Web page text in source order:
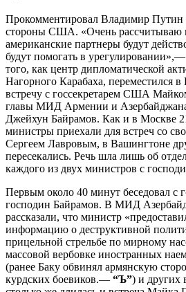
Прокомментировал Владимир
стороны США. «Очень рассчитываю
американские партнеры будут
будут помогать в урегулировании»,—
того, как центр дипломатической
Нагорного Карабаха, переместился
встречу с госсекретарем США
главы МИД Армении и
Джейхун Байрамов. Как и в Москве
министры приехали для встреч со
Сергеем Лавровым, в Вашингтоне
пересекались. Речь шла лишь об
каждого из двух министров с
Первым около 40 минут беседовал с
господин Байрамов. В МИД
рассказали, что министр
информацию о деструктивной
прицельной стрельбе по мирному
массовой вербовке иностранных
(ранее Баку обвинял армянскую
курдских боевиков.— “Ъ”) и других